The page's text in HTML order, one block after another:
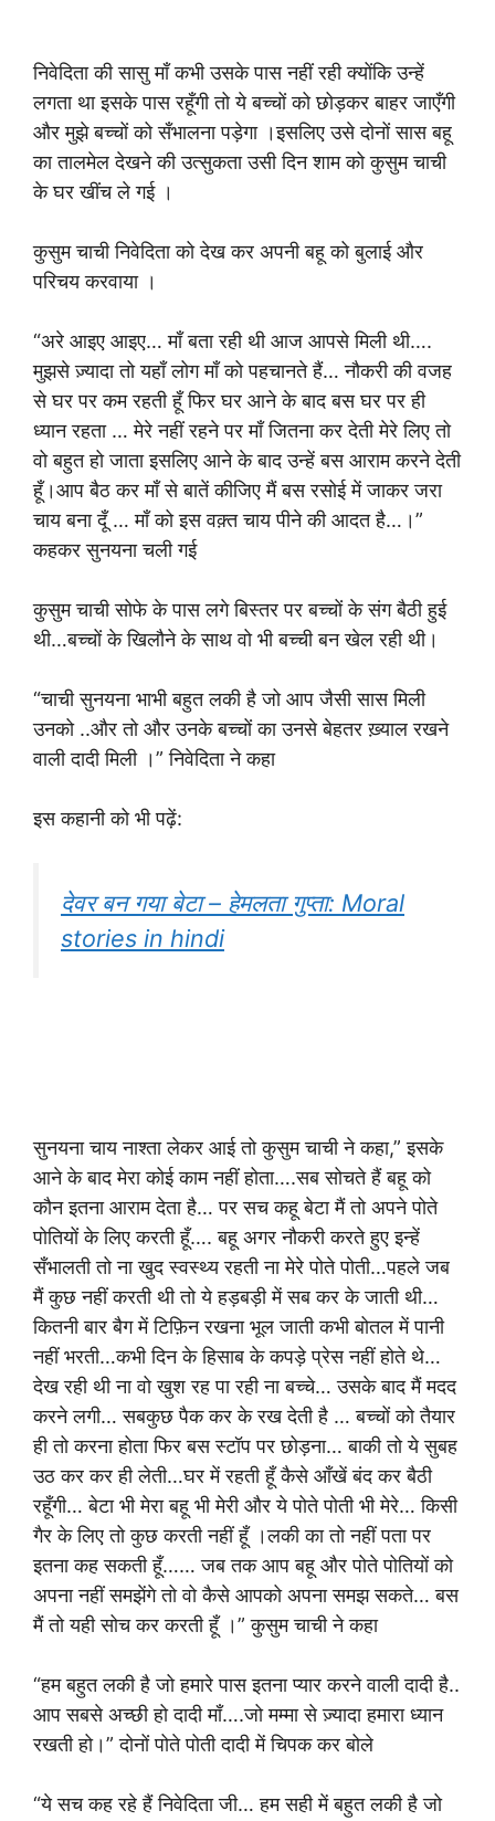
निवेदिता की सासु माँ कभी उसके पास नहीं रही क्योंकि उन्हें
लगता था इसके पास रहूँगी तो ये बच्चों को छोड़कर बाहर जाएँगी
और मुझे बच्चों को सँभालना पड़ेगा ।इसलिए उसे दोनों सास बहू
का तालमेल देखने की उत्सुकता उसी दिन शाम को कुसुम चाची
के घर खींच ले गई ।
कुसुम चाची निवेदिता को देख कर अपनी बहू को बुलाई और
परिचय करवाया ।
“अरे आइए आइए… माँ बता रही थी आज आपसे मिली थी….
मुझसे ज़्यादा तो यहाँ लोग माँ को पहचानते हैं… नौकरी की वजह
से घर पर कम रहती हूँ फिर घर आने के बाद बस घर पर ही
ध्यान रहता … मेरे नहीं रहने पर माँ जितना कर देती मेरे लिए तो
वो बहुत हो जाता इसलिए आने के बाद उन्हें बस आराम करने देती
हूँ।आप बैठ कर माँ से बातें कीजिए मैं बस रसोई में जाकर जरा
चाय बना दूँ … माँ को इस वक़्त चाय पीने की आदत है…।”
कहकर सुनयना चली गई
कुसुम चाची सोफे के पास लगे बिस्तर पर बच्चों के संग बैठी हुई
थी…बच्चों के खिलौने के साथ वो भी बच्ची बन खेल रही थी।
“चाची सुनयना भाभी बहुत लकी है जो आप जैसी सास मिली
उनको ..और तो और उनके बच्चों का उनसे बेहतर ख़्याल रखने
वाली दादी मिली ।” निवेदिता ने कहा
इस कहानी को भी पढ़ें:
देवर बन गया बेटा – हेमलता गुप्ता: Moral
stories in hindi
सुनयना चाय नाश्ता लेकर आई तो कुसुम चाची ने कहा,” इसके
आने के बाद मेरा कोई काम नहीं होता….सब सोचते हैं बहू को
कौन इतना आराम देता है… पर सच कहू बेटा मैं तो अपने पोते
पोतियों के लिए करती हूँ…. बहू अगर नौकरी करते हुए इन्हें
सँभालती तो ना खुद स्वस्थ्य रहती ना मेरे पोते पोती…पहले जब
मैं कुछ नहीं करती थी तो ये हड़बड़ी में सब कर के जाती थी…
कितनी बार बैग में टिफ़िन रखना भूल जाती कभी बोतल में पानी
नहीं भरती…कभी दिन के हिसाब के कपड़े प्रेस नहीं होते थे…
देख रही थी ना वो खुश रह पा रही ना बच्चे… उसके बाद मैं मदद
करने लगी… सबकुछ पैक कर के रख देती है … बच्चों को तैयार
ही तो करना होता फिर बस स्टॉप पर छोड़ना… बाकी तो ये सुबह
उठ कर कर ही लेती…घर में रहती हूँ कैसे आँखें बंद कर बैठी
रहूँगी… बेटा भी मेरा बहू भी मेरी और ये पोते पोती भी मेरे… किसी
गैर के लिए तो कुछ करती नहीं हूँ ।लकी का तो नहीं पता पर
इतना कह सकती हूँ…… जब तक आप बहू और पोते पोतियों को
अपना नहीं समझेंगे तो वो कैसे आपको अपना समझ सकते… बस
मैं तो यही सोच कर करती हूँ ।” कुसुम चाची ने कहा
“हम बहुत लकी है जो हमारे पास इतना प्यार करने वाली दादी है..
आप सबसे अच्छी हो दादी माँ….जो मम्मा से ज़्यादा हमारा ध्यान
रखती हो।” दोनों पोते पोती दादी में चिपक कर बोले
“ये सच कह रहे हैं निवेदिता जी… हम सही में बहुत लकी है जो